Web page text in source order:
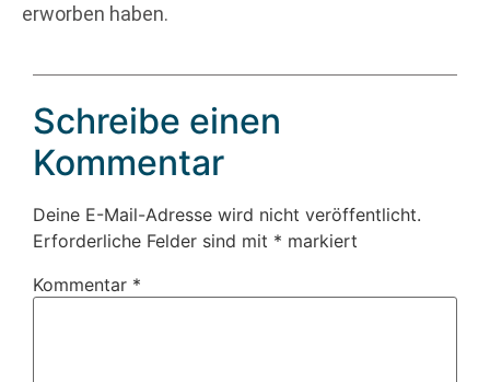
erworben haben.
Schreibe einen
Kommentar
Deine E-Mail-Adresse wird nicht veröffentlicht.
Erforderliche Felder sind mit * markiert
Kommentar *